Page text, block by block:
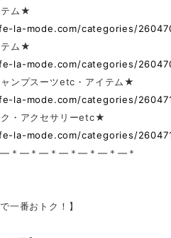
ム★
la-mode.com/categories/
ム★
la-mode.com/categories/
ンプスーツetc・アイテム★
la-mode.com/categories/
・アクセサリーetc★
la-mode.com/categories/
＊—＊—＊—＊—＊—＊—＊
一番おトク！】